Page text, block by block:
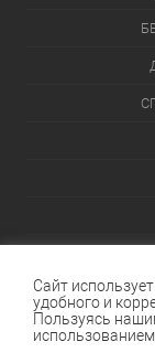
Данный
характер и ни при
определяемой
Сайт
удобного и
Пользуясь
использованием.